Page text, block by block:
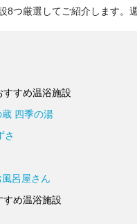
8つ厳選してご紹介します。
すめ温浴施設
四季の湯
さ
呂屋さん
め温浴施設